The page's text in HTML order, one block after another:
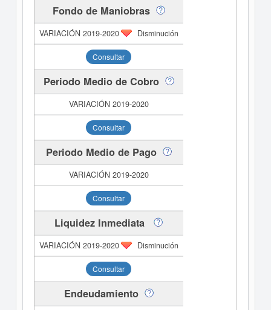
Fondo de Maniobras
Disminución
Consultar
Periodo Medio de Cobro
Consultar
Periodo Medio de Pago
Consultar
Liquidez Inmediata
Disminución
Consultar
Endeudamiento